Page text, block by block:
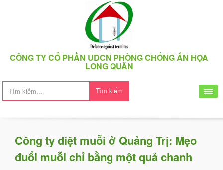
CÔNG TY CỔ PHẦN UDCN PHÒNG CHỐNG ẨN HỌA
LONG QUÂN
Tìm kiếm
Công ty diệt muỗi ở Quảng Trị: Mẹo
đuổi muỗi chỉ bằng một quả chanh